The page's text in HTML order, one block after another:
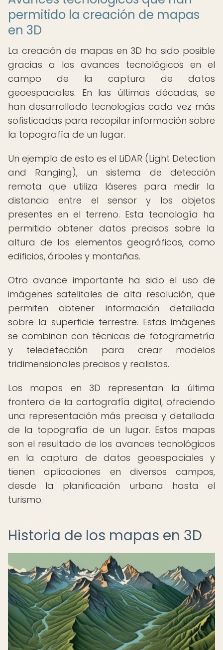
permitido la creación de mapas
en 3D
La creación de mapas en 3D ha sido posible
gracias a los avances tecnológicos en el
campo de la captura de datos
geoespaciales. En las últimas décadas, se
han desarrollado tecnologías cada vez más
sofisticadas para recopilar información sobre
la topografía de un lugar.
Un ejemplo de esto es el LiDAR (Light Detection
and Ranging), un sistema de detección
remota que utiliza láseres para medir la
distancia entre el sensor y los objetos
presentes en el terreno. Esta tecnología ha
permitido obtener datos precisos sobre la
altura de los elementos geográficos, como
edificios, árboles y montañas.
Otro avance importante ha sido el uso de
imágenes satelitales de alta resolución, que
permiten obtener información detallada
sobre la superficie terrestre. Estas imágenes
se combinan con técnicas de fotogrametría
y teledetección para crear modelos
tridimensionales precisos y realistas.
Los mapas en 3D representan la última
frontera de la cartografía digital, ofreciendo
una representación más precisa y detallada
de la topografía de un lugar. Estos mapas
son el resultado de los avances tecnológicos
en la captura de datos geoespaciales y
tienen aplicaciones en diversos campos,
desde la planificación urbana hasta el
turismo.
Historia de los mapas en 3D